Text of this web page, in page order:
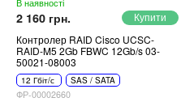
В наявності
2 160 грн.
Контролер RAID Cisco UCSC-
RAID-M5 2Gb FBWC 12Gb/s 03-
50021-08003
12 Гбіт/с SAS / SATA
ФР-00002660